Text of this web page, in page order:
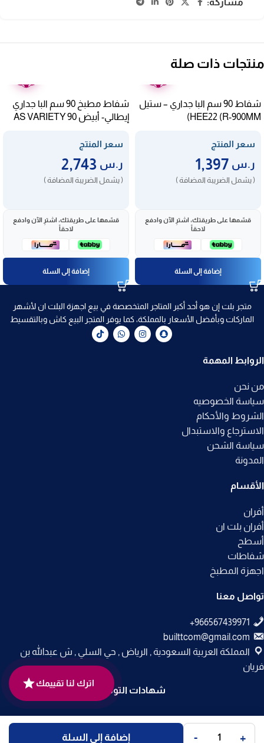
مشاركة:
منتجات ذات صلة
شفاط 90 سم البا جداري – ستيل
HEE22 (R-900MM)
سعر المنتج
ر.س
( يشمل الضريبة المضافة )
قسّمها على طريقتك، اشترِ الآن وادفع
لاحقاً
إضافة إلى السلة
شفاط مطبخ 90 سم البا جداري
إيطالي- أبيض AS VARIETY 90
سعر المنتج
ر.س
( يشمل الضريبة المضافة )
قسّمها على طريقتك، اشترِ الآن وادفع
لاحقاً
إضافة إلى السلة
متجر بلت إن هو أحد أكبر المتاجر المتخصصة في بيع اجهزة البلت ان لأشهر
الماركات وبأفضل الأسعار بالمملكة، كما يوفر المتجر البيع كاش وبالتقسيط
الروابط المهمة
من نحن
سياسة الخصوصيه
الشروط والأحكام
الاسترجاع والاستبدال
سياسة الشحن
المدونة
الأقسام
أفران
أفران بلت ان
أسطح
شفاطات
اجهزة المطبخ
تواصل معنا
builttcom@gmail.com
المملكة العربية السعودية , الرياض , حي السلي , ش عبدالله بن
فريان
شهادات التوثيق
جميع الحقوق محفوظة لـمتجر بلت إن© 2025.
تم التطوير بواسطةCode Times
. +
- إضافة إلى السلة
اترك لنا تقييمك